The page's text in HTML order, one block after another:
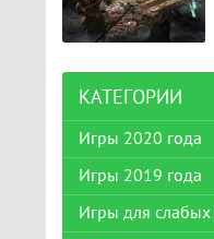
КАТЕГОРИИ
Игры 2020 года
Игры 2019 года
Игры для